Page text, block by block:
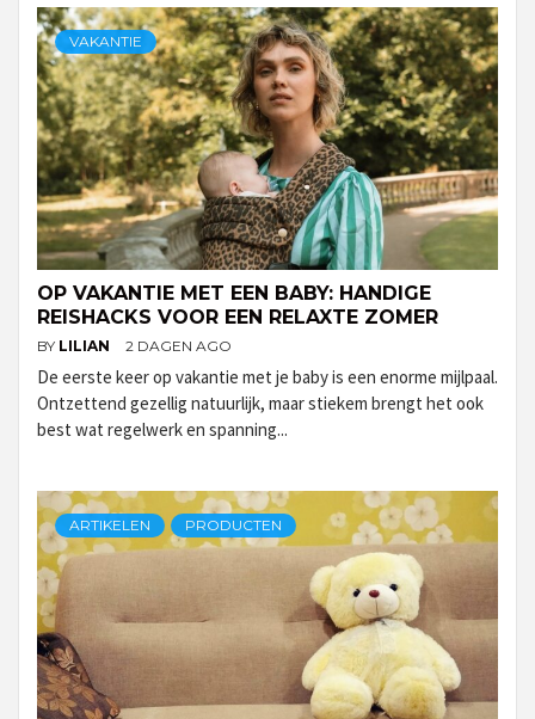
VAKANTIE
OP VAKANTIE MET EEN BABY: HANDIGE
REISHACKS VOOR EEN RELAXTE ZOMER
BY LILIAN 2 DAGEN AGO
De eerste keer op vakantie met je baby is een enorme mijlpaal.
Ontzettend gezellig natuurlijk, maar stiekem brengt het ook
best wat regelwerk en spanning...
ARTIKELEN PRODUCTEN